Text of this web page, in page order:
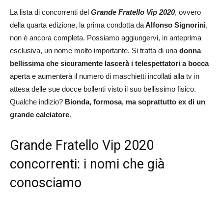
La lista di concorrenti del Grande Fratello Vip 2020, ovvero
della quarta edizione, la prima condotta daAlfonso Signorini,
non è ancora completa. Possiamo aggiungervi, in anteprima
esclusiva, un nome molto importante. Si tratta di una donna
bellissima che sicuramente lascerà i telespettatori a bocca
aperta e aumenterà il numero di maschietti incollati alla tv in
attesa delle sue docce bollenti visto il suo bellissimo fisico.
Qualche indizio? Bionda, formosa, ma soprattutto ex di un
grande calciatore.
Grande Fratello Vip 2020
concorrenti: i nomi che già
conosciamo